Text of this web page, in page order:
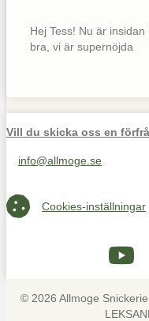
Hej Tess! Nu är
bra, vi är supernöjda
Vill du skicka oss en
Maila oss på info@allmoge.se
info@allmoge.se
Cookies-inställningar
Cookies-inställningar
© 2026 Allmoge